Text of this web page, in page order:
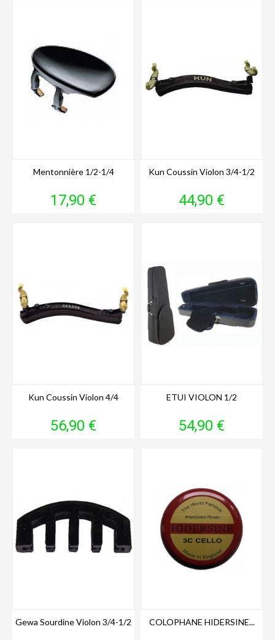
Mentonnière 1/2-1/4
Prix
17,90 €
Kun Coussin Violon 3/4-1/2
Prix
44,90 €
Kun Coussin Violon 4/4
Prix
56,90 €
ETUI VIOLON 1/2
Prix
54,90 €
Gewa Sourdine Violon 3/4-1/2 COLOPHANE HIDERSINE...